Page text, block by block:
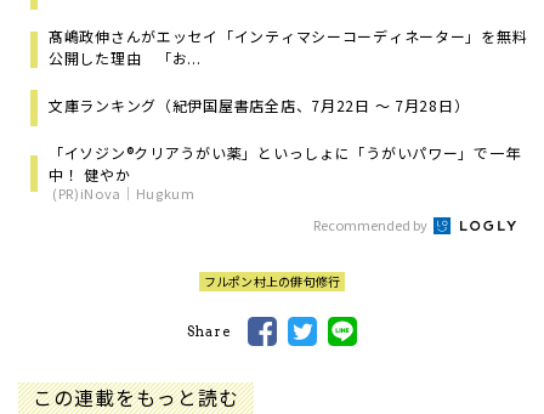
髙嶋政伸さんがエッセイ「インティマシーコーディネーター」を無料
公開した理由 「お...
文庫ランキング（紀伊国屋書店全店、7月22日 ～ 7月28日）
「イソジン®クリアうがい薬」といっしょに「うがいパワー」で一年
中！ 健やか
(PR)iNova｜Hugkum
Recommended by
フルポン村上の俳句修行
Share
この連載をもっと読む